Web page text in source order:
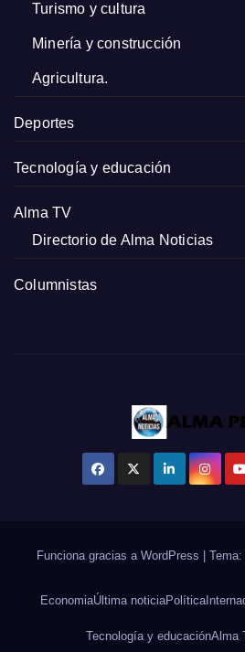
Turismo y cultura
Minería y construcción
Agricultura.
Deportes
Tecnología y educación
Alma TV
Directorio de Alma Noticias
Columnistas
Funciona gracias a WordPress
EconomiaÚltima noticiaPolítica
Tecnología y educaciónAlma